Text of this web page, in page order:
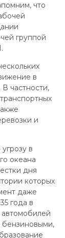
что
группой
в
частности,
и
в
океана
дня
которых
даже
года в
бензиновыми,